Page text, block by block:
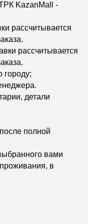
KazanMall -
рассчитывается
рассчитывается
городу;
детали
полной
вами
в